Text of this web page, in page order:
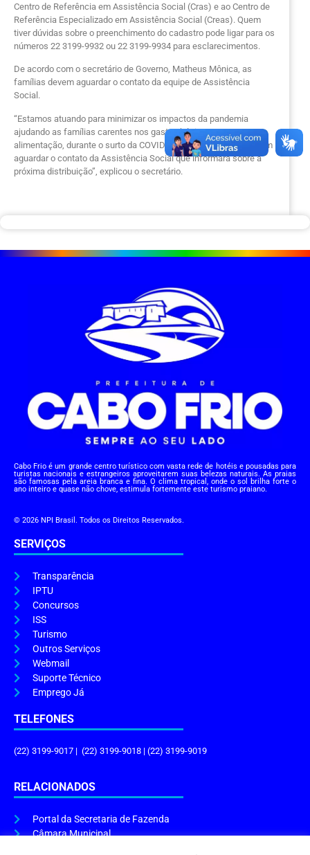
Centro de Referência em Assistência Social (Cras) e ao Centro de
Referência Especializado em Assistência Social (Creas). Quem
tiver dúvidas sobre o preenchimento do cadastro pode ligar para os
números 22 3199-9932 ou 22 3199-9934 para esclarecimentos.
De acordo com o secretário de Governo, Matheus Mônica, as
famílias devem aguardar o contato da equipe de Assistência
Social.
“Estamos atuando para minimizar os impactos da pandemia
ajudando as famílias carentes nos gastos básicos, como
alimentação, durante o surto da COVID-19. Os cadastrados devem
aguardar o contato da Assistência Social que informará sobre a
próxima distribuição”, explicou o secretário.
Cabo Frio é um grande centro turístico com vasta rede de hotéis e pousadas para
turistas nacionais e estrangeiros aproveitarem suas belezas naturais. As praias
são famosas pela areia branca e fina. O clima tropical, onde o sol brilha forte o
ano inteiro e quase não chove, estimula fortemente este turismo praiano.
© 2026 NPI Brasil. Todos os Direitos Reservados.
SERVIÇOS
Transparência
IPTU
Concursos
ISS
Turismo
Outros Serviços
Webmail
Suporte Técnico
Emprego Já
TELEFONES
(22) 3199-9017 | (22) 3199-9018 | (22) 3199-9019
RELACIONADOS
Portal da Secretaria de Fazenda
Câmara Municipal